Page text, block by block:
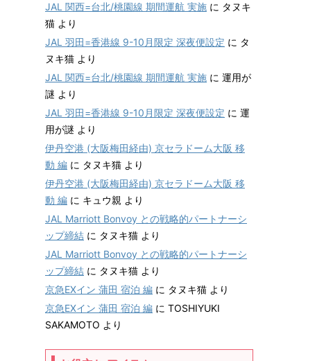
JAL 関西=台北/桃園線 期間運航 実施 に タヌキ
猫 より
JAL 羽田=香港線 9-10月限定 深夜便設定 に タ
ヌキ猫 より
JAL 関西=台北/桃園線 期間運航 実施 に 運用が
謎 より
JAL 羽田=香港線 9-10月限定 深夜便設定 に 運
用が謎 より
伊丹空港 (大阪梅田経由) 京セラドーム大阪 移
動 編 に タヌキ猫 より
伊丹空港 (大阪梅田経由) 京セラドーム大阪 移
動 編 に キュウ親 より
JAL Marriott Bonvoy との戦略的パートナーシ
ップ締結 に タヌキ猫 より
JAL Marriott Bonvoy との戦略的パートナーシ
ップ締結 に タヌキ猫 より
京急EXイン 蒲田 宿泊 編 に タヌキ猫 より
京急EXイン 蒲田 宿泊 編 に TOSHIYUKI
SAKAMOTO より